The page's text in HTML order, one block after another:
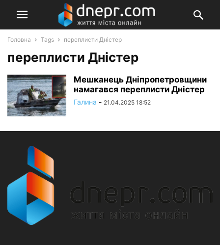
Головна Tags переплисти Дністер
переплисти Дністер
Мешканець Дніпропетровщини
намагався переплисти Дністер
Галина - 21.04.2025 18:52